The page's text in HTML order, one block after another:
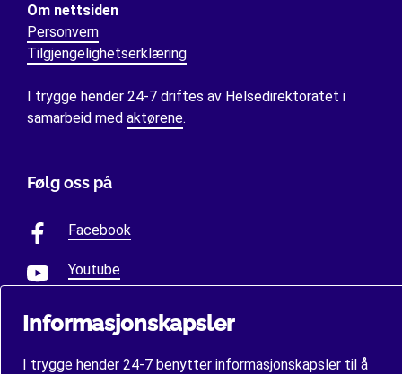
Informasjonskapsler
I trygge hender 24-7 benytter informasjonskapsler til å
Om nettsiden
Personvern
Tilgjengelighetserklæring
I trygge hender 24-7 driftes av Helsedirektoratet i
samarbeid med aktørene.
Følg oss på
Facebook
Youtube